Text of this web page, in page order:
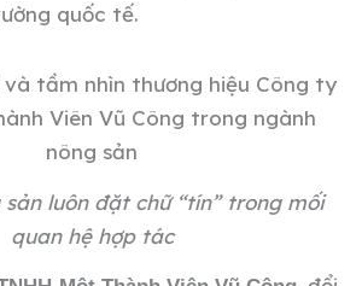
quốc tế.
sản luôn đặt chữ “tín” trong mối
quan hệ hợp tác